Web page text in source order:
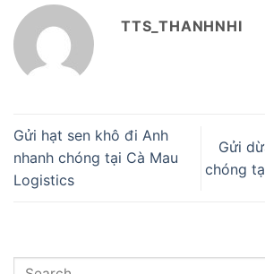
TTS_THANHNHI
Gửi hạt sen khô đi Anh
nhanh chóng tại Cà Mau
Logistics
Gửi
chóng